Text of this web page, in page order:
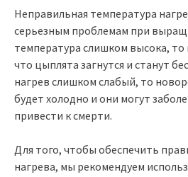
Неправильная температура
серьезным проблемам при
температура слишком высока,
что цыплята загнутся и станут
нагрев слишком слабый, то
будет холодно и они могут
привести к смерти.
Для того, чтобы обеспечить
нагрева, мы рекомендуем